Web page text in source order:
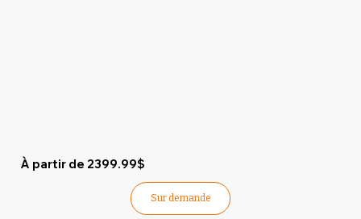
À partir de 2399.99$
Sur demande